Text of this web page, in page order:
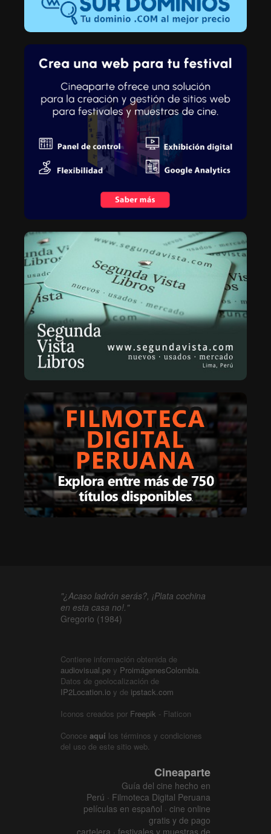
"¿Acaso ladrón serás?, ¡Plata cochina
en esta casa no!."
Gregorio (1984)
Contiene información obtenida de
audiovisual.pe y ProimágenesColombia.
Datos de geolocalización de
IP2Location.io y de ipstack.com
Iconos creados por Freepik - Flaticon
Conoce aquí los términos y condiciones
del uso de este sitio web.
Cineaparte
Guía del cine hecho en
Perú · Filmoteca Digital Peruana
películas en español · cine online
gratis y de pago